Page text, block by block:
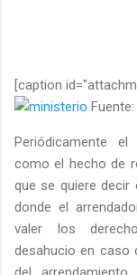
[caption
Periódicamente
como el hecho de
que se quiere
donde el
valer los
desahucio en caso